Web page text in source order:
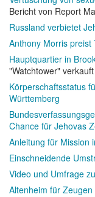
Bericht von Report
Russland verbietet
Anthony Morris preist
Hauptquartier in
"Watchtower" verkauft
Körperschaftsstatus
Württemberg
Chance für Jehovas
Anleitung für Mission
Einschneidende
Video und Umfrage
Altenheim für